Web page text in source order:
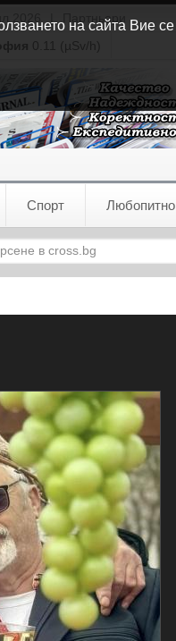
2026
Партньори
0.11 (µSv/h)
Спорт Любопитно
на сайта Вие се